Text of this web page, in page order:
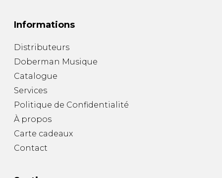
Informations
Distributeurs
Doberman Musique
Catalogue
Services
Politique de Confidentialité
À propos
Carte cadeaux
Contact